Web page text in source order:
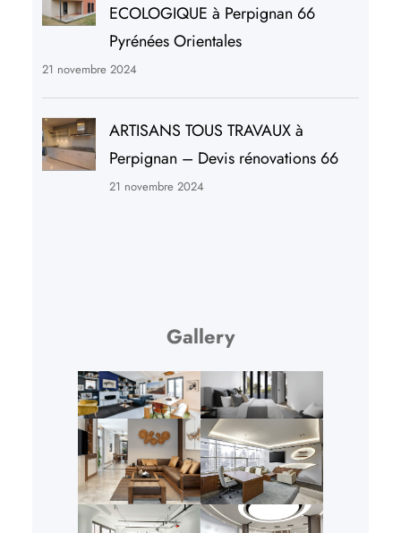
ECOLOGIQUE à Perpignan 66
Pyrénées Orientales
21 novembre 2024
ARTISANS TOUS TRAVAUX à
Perpignan – Devis rénovations 66
21 novembre 2024
Gallery